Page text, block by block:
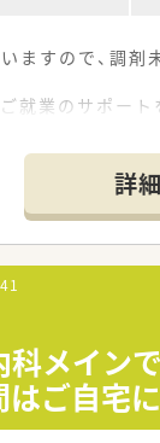
ますので、調剤
就業のサポート
ざいます。お
（夜間・土曜
制）
しております、
詳
科メイ
ご自宅